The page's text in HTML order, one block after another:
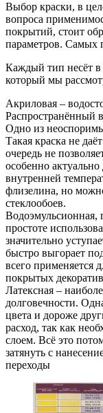
Выбор краски, в
вопроса
покрытий, стоит
параметров. Самых
Каждый тип несёт в
который мы
Акриловая –
Распространённый
Одно из
Такая краска не
очередь не
особенно
внутренней
флизелина, но
стеклообоев.
Водоэмульсионная,
простоте
значительно
быстро выгорает
всего применяется
покрытых
Латексная –
долговечности.
цвета и дороже
расход, так как
слоем. Всё это
затянуть с
переходы